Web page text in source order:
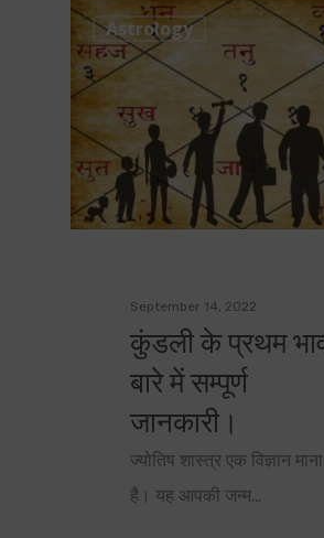
Astrology
September 14, 2022
कुंडली के प्रथम
बारे में सम्पूर्ण
जानकारी।
ज्योतिष शास्त्र एक विज्ञान
है। यह आपकी जन्म…